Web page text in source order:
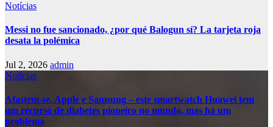
Notícias
Messi no fue sancionado, ¿por qué Balogun sí? La tarjeta roja
desata la polémica
Jul 2, 2026 admin
Notícias
Afastem-se, Apple e Samsung – este smartwatch Huawei tem
um recurso de diabetes pioneiro no mundo, mas há um
problema